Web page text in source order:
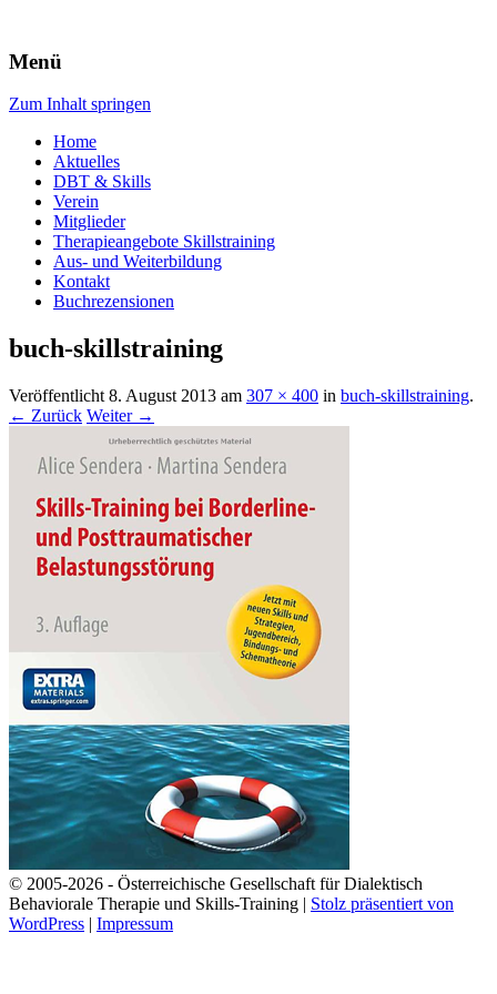
ÖDBT.at
Menü
Zum Inhalt springen
Home
Aktuelles
DBT & Skills
Verein
Mitglieder
Therapieangebote Skillstraining
Aus- und Weiterbildung
Kontakt
Buchrezensionen
buch-skillstraining
Veröffentlicht 8. August 2013 am 307 × 400 in buch-skillstraining.
← Zurück Weiter →
© 2005-2026 - Österreichische Gesellschaft für Dialektisch
Behaviorale Therapie und Skills-Training | Stolz präsentiert von
WordPress | Impressum